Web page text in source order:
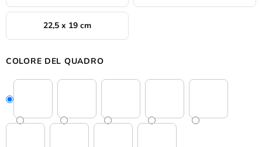
22,5 x 19 cm
COLORE DEL QUADRO